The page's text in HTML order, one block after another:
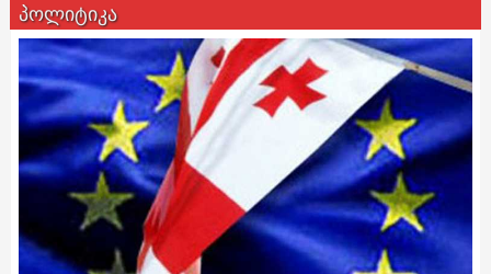
პოლიტიკა